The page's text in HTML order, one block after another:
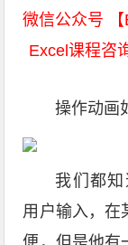
微信公众号 【
Excel课程咨
操作动画
我们都
用户输入，在